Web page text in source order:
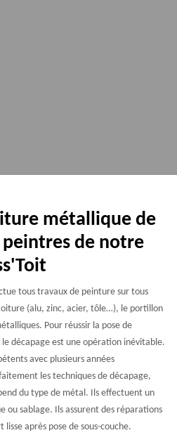
métallique de
de notre
tous travaux de peinture sur tous
(alu, zinc, acier, tôle…), le portillon
Pour réussir la pose de
décapage est une opération inévitable.
avec plusieurs années
les techniques de décapage,
du type de métal. Ils effectuent un
ou sablage. Ils assurent des réparations
après pose de sous-couche.